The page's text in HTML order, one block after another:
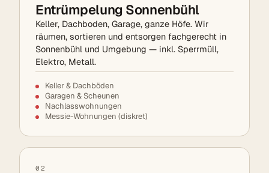
Entrümpelung Sonnenbühl
Keller, Dachboden, Garage, ganze Höfe. Wir
räumen, sortieren und entsorgen fachgerecht in
Sonnenbühl und Umgebung — inkl. Sperrmüll,
Elektro, Metall.
Keller & Dachböden
Garagen & Scheunen
Nachlasswohnungen
Messie-Wohnungen (diskret)
02